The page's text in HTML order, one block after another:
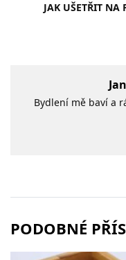
JAK UŠETŘIT NA
Bydlení mě baví a
PODOBNÉ